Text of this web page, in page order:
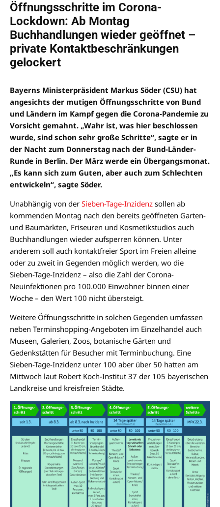
Öffnungsschritte im Corona-
Lockdown: Ab Montag
Buchhandlungen wieder geöffnet –
private Kontaktbeschränkungen
gelockert
Bayerns Ministerpräsident Markus Söder (CSU) hat
angesichts der mutigen Öffnungsschritte von Bund
und Ländern im Kampf gegen die Corona-Pandemie zu
Vorsicht gemahnt. „Wahr ist, was hier beschlossen
wurde, sind schon sehr große Schritte“, sagte er in
der Nacht zum Donnerstag nach der Bund-Länder-
Runde in Berlin. Der März werde ein Übergangsmonat.
„Es kann sich zum Guten, aber auch zum Schlechten
entwickeln“, sagte Söder.
Unabhängig von der Sieben-Tage-Inzidenz sollen ab
kommenden Montag nach den bereits geöffneten Garten-
und Baumärkten, Friseuren und Kosmetikstudios auch
Buchhandlungen wieder aufsperren können. Unter
anderem soll auch kontaktfreier Sport im Freien alleine
oder zu zweit in Gegenden möglich werden, wo die
Sieben-Tage-Inzidenz – also die Zahl der Corona-
Neuinfektionen pro 100.000 Einwohner binnen einer
Woche – den Wert 100 nicht übersteigt.
Weitere Öffnungsschritte in solchen Gegenden umfassen
neben Terminshopping-Angeboten im Einzelhandel auch
Museen, Galerien, Zoos, botanische Gärten und
Gedenkstätten für Besucher mit Terminbuchung. Eine
Sieben-Tage-Inzidenz unter 100 aber über 50 hatten am
Mittwoch laut Robert Koch-Institut 37 der 105 bayerischen
Landkreise und kreisfreien Städte.